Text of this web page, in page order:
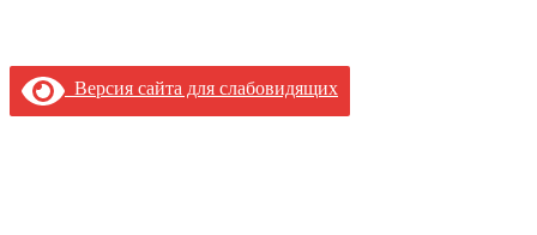
Версия сайта для слабовидящих